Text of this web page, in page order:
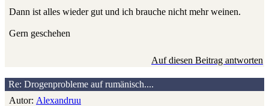
Dann ist alles wieder gut und ich brauche nicht mehr weinen.
Gern geschehen
Auf diesen Beitrag antworten
Re: Drogenprobleme auf rumänisch....
Autor: Alexandruu